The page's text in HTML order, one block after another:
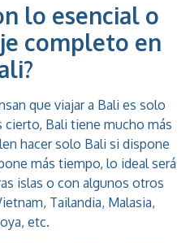
lo esencial o
completo en
que viajar a Bali es solo
cierto, Bali tiene mucho más
hacer solo Bali si dispone
más tiempo, lo ideal será
islas o con algunos otros
Tailandia, Malasia,
etc.